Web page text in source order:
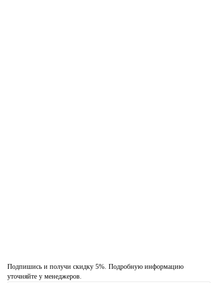
Подпишись и получи скидку 5%. Подробную информацию
уточняйте у менеджеров.